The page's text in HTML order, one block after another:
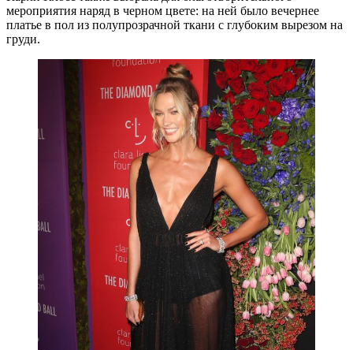
мероприятия наряд в черном цвете: на ней было вечернее
платье в пол из полупрозрачной ткани с глубоким вырезом на
груди.